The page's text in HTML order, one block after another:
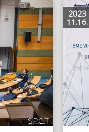
2023
11.16.